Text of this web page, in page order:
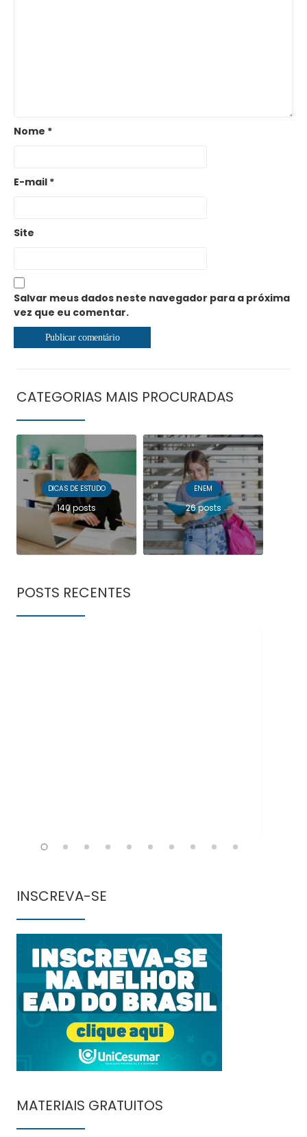
Nome *
E-mail *
Site
Salvar meus dados neste navegador para a próxima
vez que eu comentar.
CATEGORIAS MAIS PROCURADAS
DICAS DE ESTUDO
140 posts
ENEM
26 posts
POSTS RECENTES
INSCREVA-SE
MATERIAIS GRATUITOS